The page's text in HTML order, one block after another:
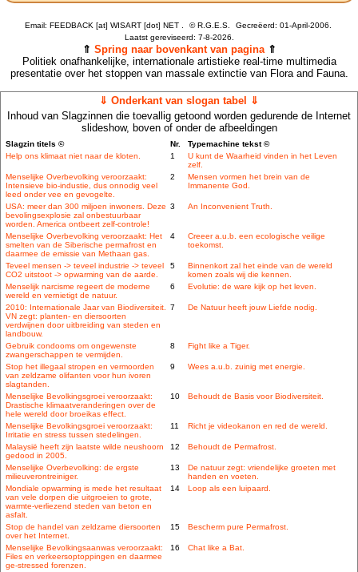
Email: FEEDBACK [at] WISART [dot] NET . ©R.G.E.S.
Gecreëerd: 01-April-2006.
Laatst gereviseerd: 7-8-2026.
⇑ Spring naar bovenkant van pagina⇑
Politiek onafhankelijke, internationale artistieke real-time multimedia
presentatie over het stoppen van massale extinctie van Flora and Fauna.
⇓ Onderkant van slogan tabel ⇓
Inhoud van Slagzinnen die toevallig getoond worden gedurende de Internet
slideshow, boven of onder de afbeeldingen
Slagzin titels © Nr.
Typemachine tekst ©
Help ons klimaat niet naar de kloten.
1
U kunt de Waarheid vinden in het Leven
zelf.
Menselijke Overbevolking veroorzaakt:
Intensieve bio-industie, dus onnodig veel
leed onder vee en gevogelte.
2
Mensen vormen het brein van de
Immanente God.
USA: meer dan 300 miljoen inwoners. Deze
bevolingsexplosie zal onbestuurbaar
worden. America ontbeert zelf-controle!
3 An Inconvenient Truth.
Menselijke Overbevolking veroorzaakt: Het
smelten van de Siberische permafrost en
daarmee de emissie van Methaan gas.
4
Creeer a.u.b. een ecologische veilige
toekomst.
Teveel mensen -> teveel industrie -> teveel
CO2 uitstoot -> opwarming van de aarde.
5
Binnenkort zal het einde van de wereld
komen zoals wij die kennen.
Menselijk narcisme regeert de moderne
wereld en vernietigt de natuur.
6 Evolutie: de ware kijk op het leven.
2010: Internationale Jaar van Biodiversiteit.
VN zegt: planten- en diersoorten
verdwijnen door uitbreiding van steden en
landbouw.
7 De Natuur heeft jouw Liefde nodig.
Gebruik condooms om ongewenste
zwangerschappen te vermijden.
8 Fight like a Tiger.
Stop het illegaal stropen en vermoorden
van zeldzame olifanten voor hun ivoren
slagtanden.
9 Wees a.u.b. zuinig met energie.
Menselijke Bevolkingsgroei veroorzaakt:
Drastische klimaatveranderingen over de
hele wereld door broeikas effect.
10 Behoudt de Basis voor Biodiversiteit.
Menselijke Bevolkingsgroei veroorzaakt:
Irritatie en stress tussen stedelingen.
11 Richt je videokanon en red de wereld.
Malaysië heeft zijn laatste wilde neushoorn
gedood in 2005.
12 Behoudt de Permafrost.
Menselijke Overbevolking: de ergste
milieuverontreiniger.
13
De natuur zegt: vriendelijke groeten met
handen en voeten.
Mondiale opwarming is mede het resultaat
van vele dorpen die uitgroeien to grote,
warmte-verliezend steden van beton en
asfalt.
14 Loop als een luipaard.
Stop de handel van zeldzame diersoorten
over het Internet.
15 Bescherm pure Permafrost.
Menselijke Bevolkingsaanwas veroorzaakt:
Files en verkeersoptoppingen en daarmee
ge-stressed forenzen.
16 Chat like a Bat.